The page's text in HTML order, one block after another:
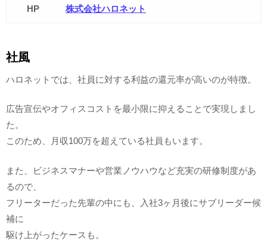
HP 株式会社ハロネット
社風
ハロネットでは、社員に対する利益の還元率が高いのが特徴。
広告宣伝やオフィスコストを最小限に抑えることで実現しまし
た。
このため、月収100万を超えている社員もいます。
また、ビジネスマナーや営業ノウハウなど充実の研修制度があ
るので、
フリーターだった先輩の中にも、入社3ヶ月後にサブリーダー候
補に
駆け上がったケースも。